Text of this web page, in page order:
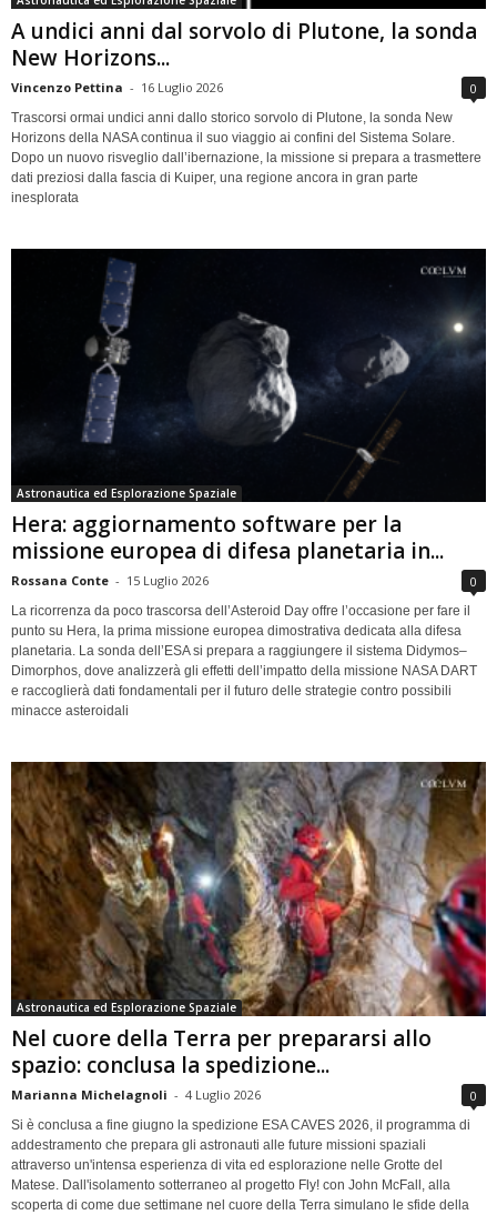
A undici anni dal sorvolo di Plutone, la sonda
New Horizons...
Vincenzo Pettina - 16 Luglio 2026 0
Trascorsi ormai undici anni dallo storico sorvolo di Plutone, la sonda New
Horizons della NASA continua il suo viaggio ai confini del Sistema Solare.
Dopo un nuovo risveglio dall’ibernazione, la missione si prepara a trasmettere
dati preziosi dalla fascia di Kuiper, una regione ancora in gran parte
inesplorata
Astronautica ed Esplorazione Spaziale
Hera: aggiornamento software per la
missione europea di difesa planetaria in...
Rossana Conte - 15 Luglio 2026 0
La ricorrenza da poco trascorsa dell’Asteroid Day offre l’occasione per fare il
punto su Hera, la prima missione europea dimostrativa dedicata alla difesa
planetaria. La sonda dell’ESA si prepara a raggiungere il sistema Didymos–
Dimorphos, dove analizzerà gli effetti dell’impatto della missione NASA DART
e raccoglierà dati fondamentali per il futuro delle strategie contro possibili
minacce asteroidali
Astronautica ed Esplorazione Spaziale
Nel cuore della Terra per prepararsi allo
spazio: conclusa la spedizione...
Marianna Michelagnoli - 4 Luglio 2026 0
Si è conclusa a fine giugno la spedizione ESA CAVES 2026, il programma di
addestramento che prepara gli astronauti alle future missioni spaziali
attraverso un'intensa esperienza di vita ed esplorazione nelle Grotte del
Matese. Dall'isolamento sotterraneo al progetto Fly! con John McFall, alla
scoperta di come due settimane nel cuore della Terra simulano le sfide della